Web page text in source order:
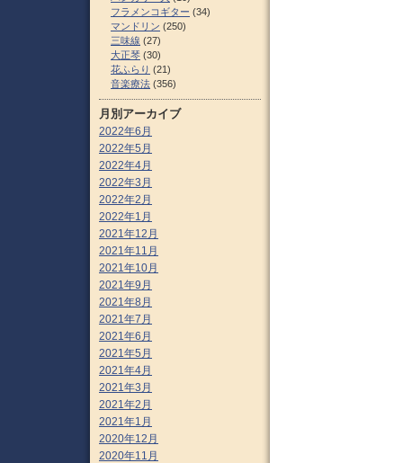
フラメンコギター (34)
マンドリン (250)
三味線 (27)
大正琴 (30)
花ふらり (21)
音楽療法 (356)
月別アーカイブ
2022年6月
2022年5月
2022年4月
2022年3月
2022年2月
2022年1月
2021年12月
2021年11月
2021年10月
2021年9月
2021年8月
2021年7月
2021年6月
2021年5月
2021年4月
2021年3月
2021年2月
2021年1月
2020年12月
2020年11月